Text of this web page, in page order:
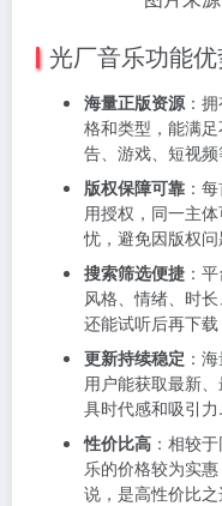
光厂音乐功能
海量正版资源：
格和类型，能满
告、游戏、短视
版权保障可靠 ：
用授权，同一主
忧，避免因版权
搜索筛选便捷 ：
风格、情绪、时
还能试听后再下载
更新持续稳定 ：
用户能获取最新
具时代感和吸引力.
性价比高 ：相较
乐的价格较为实
说，是高性价比之